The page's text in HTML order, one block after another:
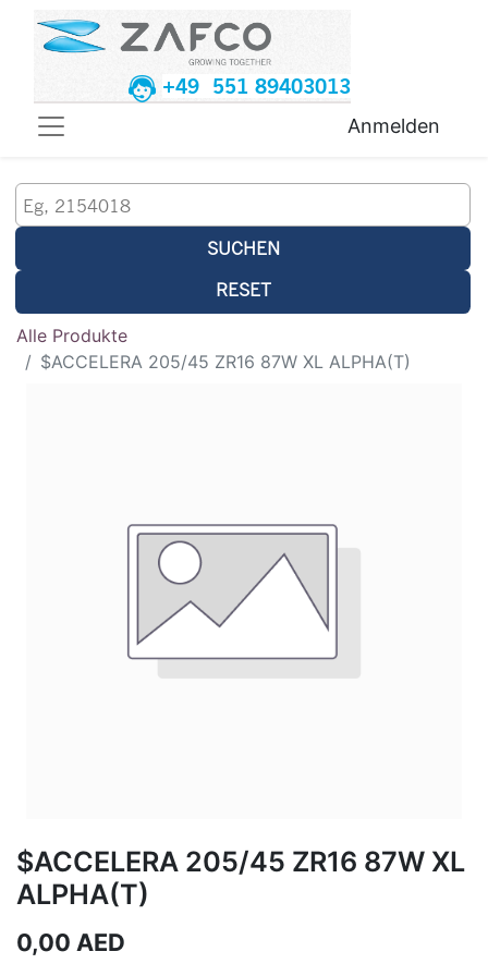
+49 551 89403013
Anmelden
SUCHEN
RESET
Alle Produkte
$ACCELERA 205/45 ZR16 87W XL ALPHA(T)
$ACCELERA 205/45 ZR16 87W XL
ALPHA(T)
0,00 AED